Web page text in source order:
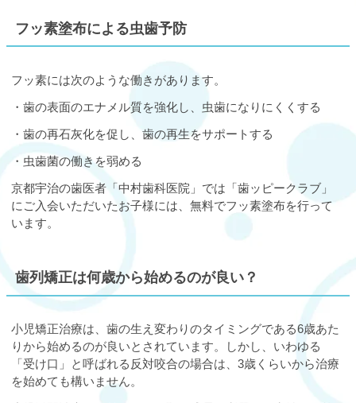
フッ素塗布による虫歯予防
フッ素には次のような働きがあります。
・歯の表面のエナメル質を強化し、虫歯になりにくくする
・歯の再石灰化を促し、歯の再生をサポートする
・虫歯菌の働きを弱める
京都宇治の歯医者「中村歯科医院」では「歯ッピークラブ」
にご入会いただいたお子様には、無料でフッ素塗布を行って
います。
歯列矯正は何歳から始めるのが良い？
小児矯正治療は、歯の生え変わりのタイミングである6歳あた
りから始めるのが良いとされています。しかし、いわゆる
「受け口」と呼ばれる反対咬合の場合は、3歳くらいから治療
を始めても構いません。